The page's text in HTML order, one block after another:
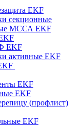
EKF
секционные
МССА EKF
EKF
активные EKF
EKF
EKF
(профлист)
EKF